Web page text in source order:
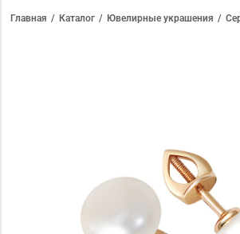
Главная Каталог Ювелирные украшения